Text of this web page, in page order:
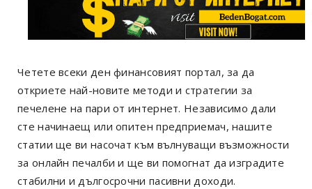
Четете всеки ден финансовият портал, за да
откриете най-новите методи и стратегии за
печелене на пари от интернет. Независимо дали
сте начинаещ или опитен предприемач, нашите
статии ще ви насочат към вълнуващи възможности
за онлайн печалби и ще ви помогнат да изградите
стабилни и дългосрочни пасивни доходи.